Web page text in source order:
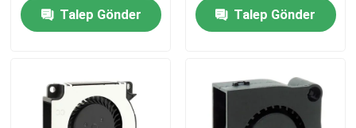
Kişiler
Talep Gönder
Talep Gönder